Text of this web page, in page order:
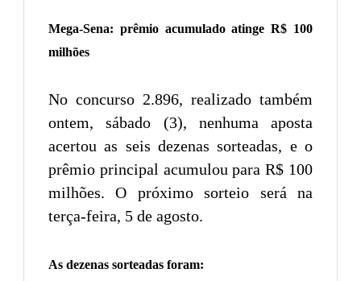
Mega-Sena: prêmio acumulado atinge R$ 100
milhões
No concurso 2.896, realizado também
ontem, sábado (3), nenhuma aposta
acertou as seis dezenas sorteadas, e o
prêmio principal acumulou para R$ 100
milhões. O próximo sorteio será na
terça-feira, 5 de agosto.
As dezenas sorteadas foram: